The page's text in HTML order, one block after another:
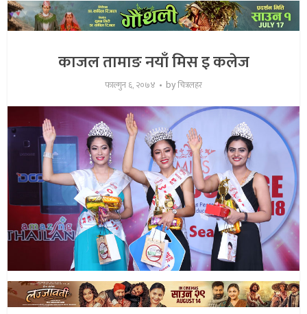
काजल तामाङ नयाँ मिस इ कलेज
फाल्गुन ६, २०७४ byचित्रलहर